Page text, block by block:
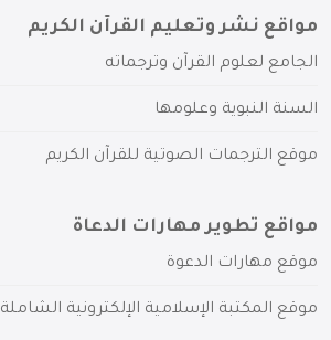
مواقع نشر وتعليم القرآن الكريم
الجامع لعلوم القرآن وترجماته
السنة النبوية وعلومها
موقع الترجمات الصوتية للقرآن الكريم
مواقع تطوير مهارات الدعاة
موقع مهارات الدعوة
موقع المكتبة الإسلامية الإلكترونية الشاملة